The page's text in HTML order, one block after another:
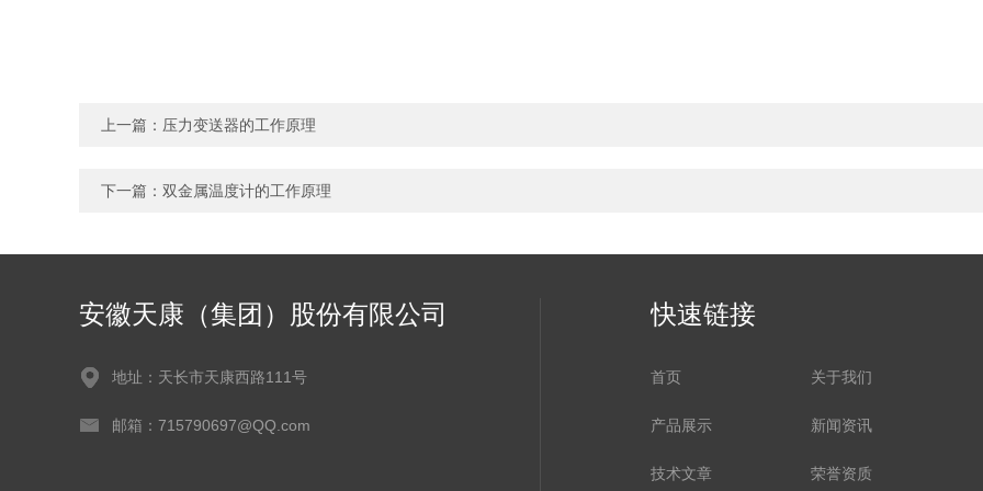
上一篇： 压力变送器的工作原理
下一篇： 双金属温度计的工作原理
安徽天康（集团）股份有限公司
地址：天长市天康西路111号
邮箱：715790697@QQ.com
快速链接
首页 关于我们
产品展示 新闻资讯
技术文章 荣誉资质